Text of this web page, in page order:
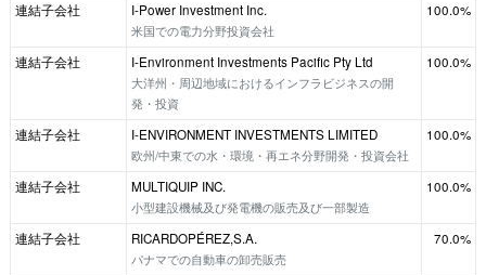
連結子会社
I-Power Investment Inc.
米国での電力分野投資会社
100.0%
連結子会社
I-Environment Investments Pacific Pty Ltd
大洋州・周辺地域におけるインフラビジネスの開
発・投資
100.0%
連結子会社
I-ENVIRONMENT INVESTMENTS LIMITED
欧州/中東での水・環境・再エネ分野開発・投資会社
100.0%
連結子会社
MULTIQUIP INC.
小型建設機械及び発電機の販売及び一部製造
100.0%
連結子会社
RICARDOPÉREZ,S.A.
パナマでの自動車の卸売販売
70.0%